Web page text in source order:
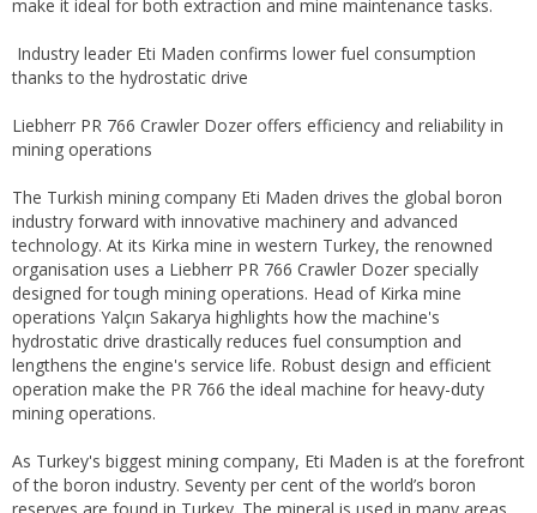
make it ideal for both extraction and mine maintenance tasks.
Industry leader Eti Maden confirms lower fuel consumption
thanks to the hydrostatic drive
Liebherr PR 766 Crawler Dozer offers efficiency and reliability in
mining operations
The Turkish mining company Eti Maden drives the global boron
industry forward with innovative machinery and advanced
technology. At its Kirka mine in western Turkey, the renowned
organisation uses a Liebherr PR 766 Crawler Dozer specially
designed for tough mining operations. Head of Kirka mine
operations Yalçın Sakarya highlights how the machine's
hydrostatic drive drastically reduces fuel consumption and
lengthens the engine's service life. Robust design and efficient
operation make the PR 766 the ideal machine for heavy-duty
mining operations.
As Turkey's biggest mining company, Eti Maden is at the forefront
of the boron industry. Seventy per cent of the world’s boron